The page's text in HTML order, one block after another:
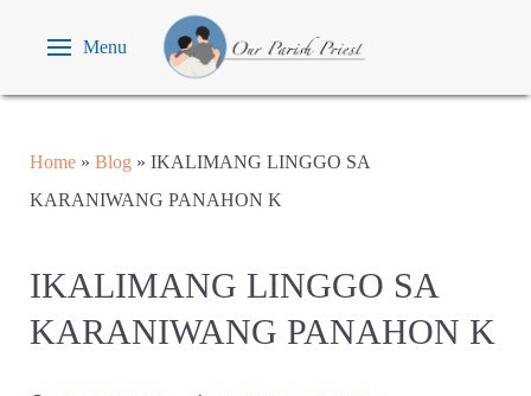
Menu
Home » Blog » IKALIMANG LINGGO SA
KARANIWANG PANAHON K
IKALIMANG LINGGO SA
KARANIWANG PANAHON K